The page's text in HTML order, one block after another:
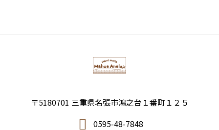
〒5180701 三重県名張市鴻之台１番町１２５
0595-48-7848